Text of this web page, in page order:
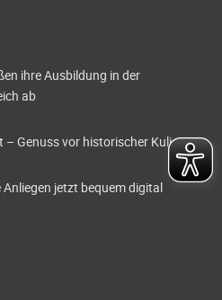
ihre Ausbildung in der
ab
Genuss vor historischer Kulisse
jetzt bequem digital